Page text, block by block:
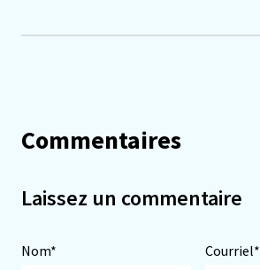
Commentaires
Laissez un commentaire
Nom* Courriel*